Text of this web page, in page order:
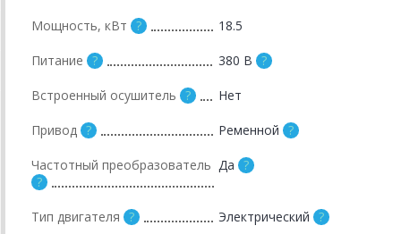
Мощность, кВт 18.5
Питание 380 В
Встроенный осушитель Нет
Привод Ременной
Частотный преобразователь Да
Тип двигателя Электрический